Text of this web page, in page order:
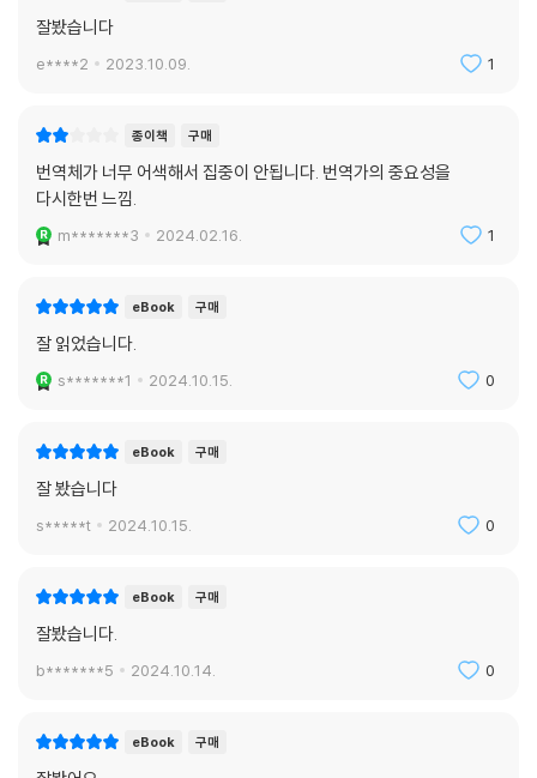
잘봤습니다
e****2 2023.10.09. 1
종이책 구매
번역체가 너무 어색해서 집중이 안됩니다. 번역가의 중요성을
다시한번 느낌.
m*******3 2024.02.16. 1
eBook 구매
잘 읽었습니다.
s*******1 2024.10.15. 0
eBook 구매
잘 봤습니다
s*****t 2024.10.15. 0
eBook 구매
잘봤습니다.
b*******5 2024.10.14. 0
eBook 구매